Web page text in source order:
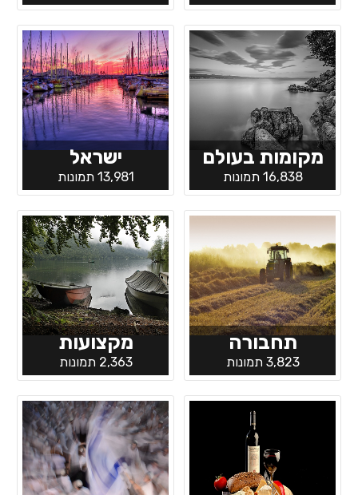
מקומות בעולם
16,838 תמונות
ישראל
13,981 תמונות
תחבורה
3,823 תמונות
מקצועות
2,363 תמונות